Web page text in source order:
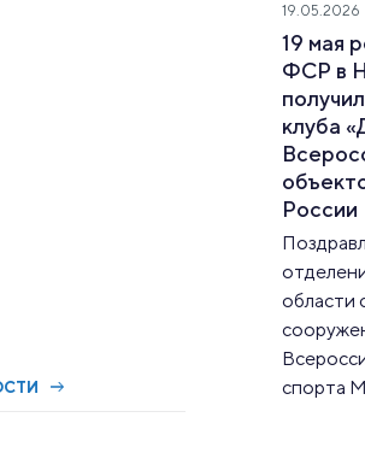
19.05.2026
19 мая
ФСР в
клуба
России
области
спорта